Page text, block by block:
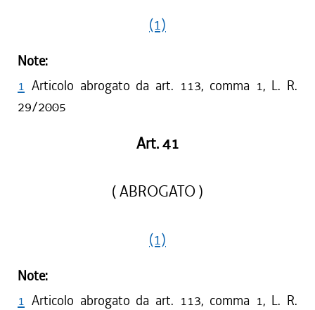
(1)
Note:
1 Articolo abrogato da art. 113, comma 1, L. R.
29/2005
Art. 41
( ABROGATO )
(1)
Note:
1 Articolo abrogato da art. 113, comma 1, L. R.